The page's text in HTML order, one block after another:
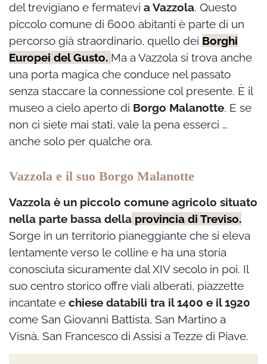
del trevigiano e fermatevi a Vazzola. Questo
piccolo comune di 6000 abitanti è parte di un
percorso già straordinario, quello dei Borghi
Europei del Gusto. Ma a Vazzola si trova anche
una porta magica che conduce nel passato
senza staccare la connessione col presente. È il
museo a cielo aperto di Borgo Malanotte. E se
non ci siete mai stati, vale la pena esserci …
anche solo per qualche ora.
Vazzola e il suo Borgo Malanotte
Vazzola è un piccolo comune agricolo situato
nella parte bassa della provincia di Treviso.
Sorge in un territorio pianeggiante che si eleva
lentamente verso le colline e ha una storia
conosciuta sicuramente dal XIV secolo in poi. Il
suo centro storico offre viali alberati, piazzette
incantate e chiese databili tra il 1400 e il 1920
come San Giovanni Battista, San Martino a
Visnà, San Francesco di Assisi a Tezze di Piave.